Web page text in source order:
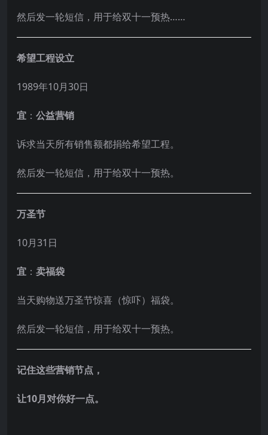
然后发一轮短信，用于给双十一预热……
希望工程设立
1989年10月30日
宜 ： 公益营销
诉求当天所有销售额都捐给希望工程。
然后发一轮短信，用于给双十一预热。
万圣节
10月31日
宜 ： 卖福袋
当天购物送万圣节惊喜（惊吓）福袋。
然后发一轮短信，用于给双十一预热。
记住这些营销节点，
让10月对你好一点。